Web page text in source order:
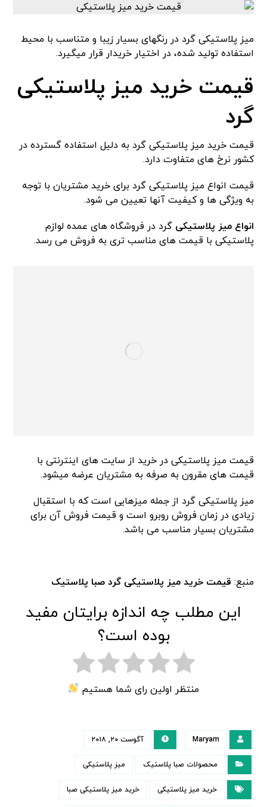
میز پلاستیکی گرد در رنگهای بسیار زیبا و‌ متناسب با محیط
استفاده تولید شده، در اختیار خریدار قرار میگیرد.
قیمت خرید میز پلاستیکی
گرد
قیمت خرید میز پلاستیکی گرد به دلیل استفاده گسترده در
کشور نرخ های متفاوت دارد.
قیمت انواع میز پلاستیکی گرد برای خرید مشتریان با توجه
به ویژگی ها و کیفیت آنها تعیین می شود.
انواع میز پلاستیکی گرد در فروشگاه های عمده لوازم
پلاستیکی با قیمت های مناسب تری به فروش می رسد‌.
قیمت میز پلاستیکی در خرید از سایت های اینترنتی با
قیمت های مقرون به صرفه به مشتریان عرضه میشود.
میز پلاستیکی گرد از جمله میزهایی است که با استقبال
زیادی در زمان فروش روبرو است و ‌قیمت فروش آن برای
مشتریان بسیار مناسب می باشد.
منبع: قیمت خرید میز پلاستیکی گرد صبا پلاستیک
این مطلب چه اندازه برایتان مفید
بوده است؟
منتظر اولین رای شما هستیم
Maryam آگوست ۲۰, ۲۰۱۸
محصولات صبا پلاستیک میز پلاستیکی
خرید میز پلاستیکی خرید میز پلاستیکی صبا